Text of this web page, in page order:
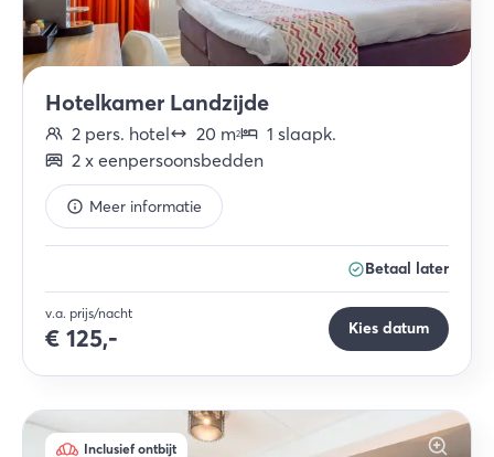
Hotelkamer Landzijde
2 pers. hotel 20 m2 1 slaapk.
2 x eenpersoonsbedden
Meer informatie
Betaal later
v.a. prijs/nacht
€ 125,- Kies datum
Inclusief ontbijt